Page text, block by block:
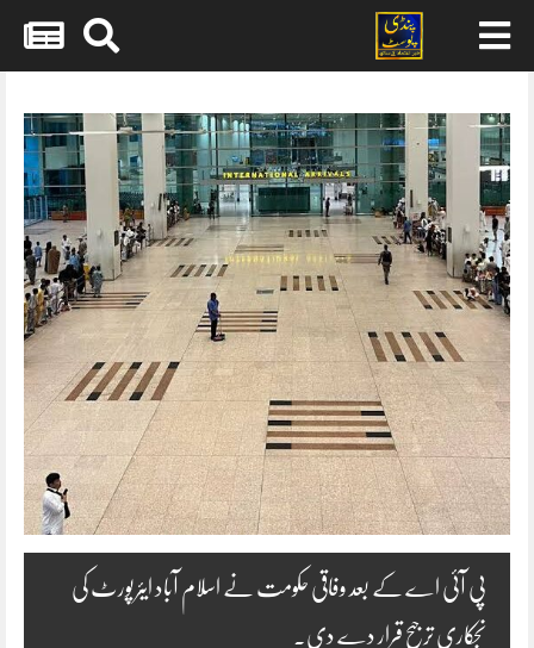
content
پی آئی اے کے بعد وفاقی حکومت نے اسلام آباد ایئرپورٹ کی
نجکاری ترجیح قرار دے دی۔